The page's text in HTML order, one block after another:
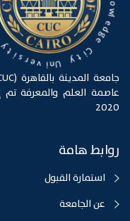
C
i
t
y
U
n
v
e
r
s
i
t
y
O
f
e
d
g
e
2020
روابط هامة
استمارة القبول
عن الجامعة